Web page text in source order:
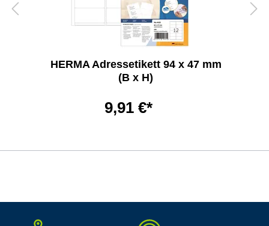
HERMA Adressetikett 94 x 47 mm
(B x H)
9,91 €*